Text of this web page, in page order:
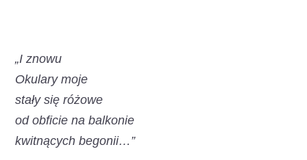
„I znowu
Okulary moje
stały się różowe
od obficie na balkonie
kwitnących begonii…”